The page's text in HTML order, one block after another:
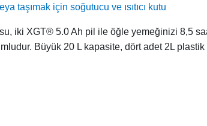
taşımak için soğutucu ve ısıtıcı kutu
iki XGT® 5.0 Ah pil ile öğle yemeğinizi 8,5
Büyük 20 L kapasite, dört adet 2L